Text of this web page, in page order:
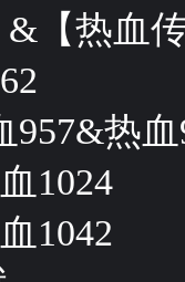
&【热血
957&热血
1024
1042